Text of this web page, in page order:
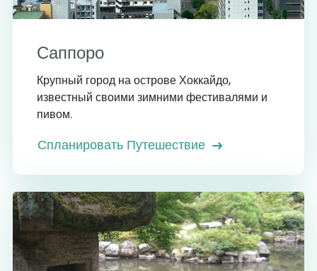
Саппоро
Крупный город на острове Хоккайдо,
известный своими зимними фестивалями и
пивом.
Спланировать Путешествие